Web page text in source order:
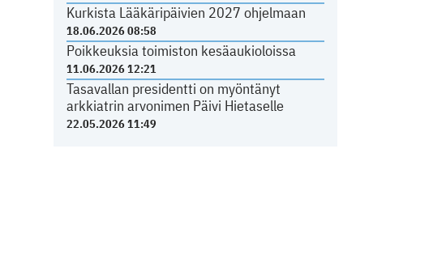
Kurkista Lääkäripäivien 2027 ohjelmaan
18.06.2026 08:58
Poikkeuksia toimiston kesäaukioloissa
11.06.2026 12:21
Tasavallan presidentti on myöntänyt
arkkiatrin arvonimen Päivi Hietaselle
22.05.2026 11:49